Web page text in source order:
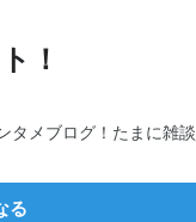
！
タメブログ！たまに雑
る